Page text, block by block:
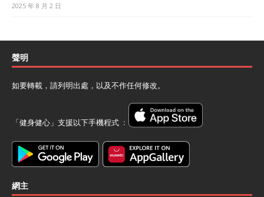
2025 年 8 月 2 日
聲明
如要轉載，請列明出處，以及不作任何修改。
「健身健心」支援以下手機程式 ﹕
網主